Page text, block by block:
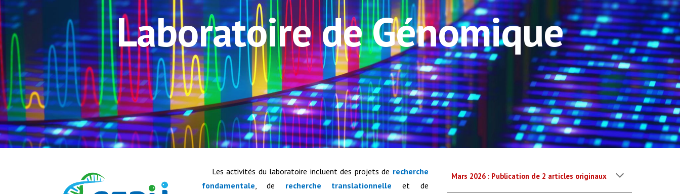
Laboratoire de Génomique
Les activités du laboratoire incluent des projets de recherche
fondamentale, de recherche translationnelle
et de
Mars 2026 : Publication de 2 articles originaux